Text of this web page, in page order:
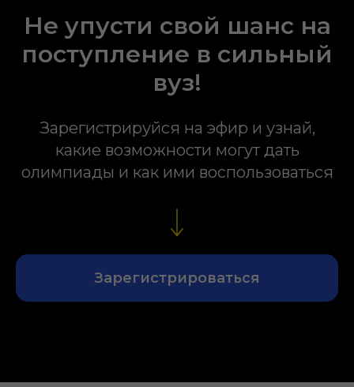
Не упусти свой шанс на
поступление в сильный
вуз!
Зарегистрируйся на эфир и узнай,
какие возможности могут дать
олимпиады и как ими воспользоваться
Зарегистрироваться